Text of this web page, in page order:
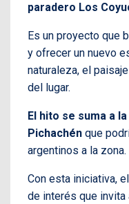
paradero Los
Es un proyecto que
y ofrecer un nuevo
naturaleza, el
del lugar.
El hito se suma a
Pichachén que
argentinos a la zona.
Con esta iniciativa,
de interés que invita